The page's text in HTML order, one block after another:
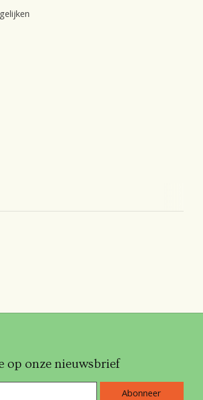
op onze nieuwsbrief
Abonneer